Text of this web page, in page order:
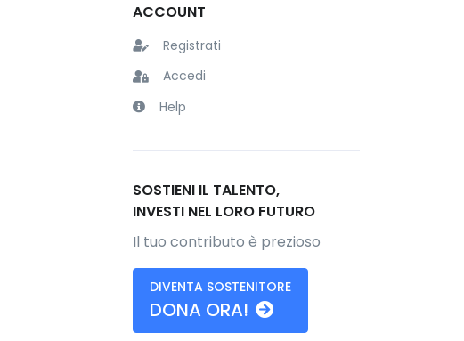
ACCOUNT
Registrati
Accedi
Help
SOSTIENI IL TALENTO,
INVESTI NEL LORO FUTURO
Il tuo contributo è prezioso
DIVENTA SOSTENITORE
DONA ORA!